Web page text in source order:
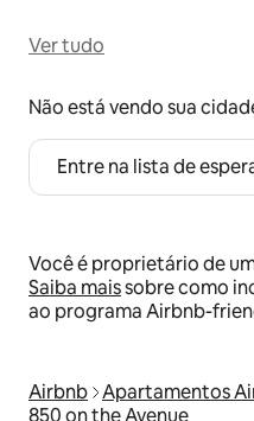
Ver tudo
Não está vendo sua
Entre na lista de
Você é proprietário de
Saiba maissobre como
ao programa Airbnb-
Airbnb Apartamentos
850 on the Avenue